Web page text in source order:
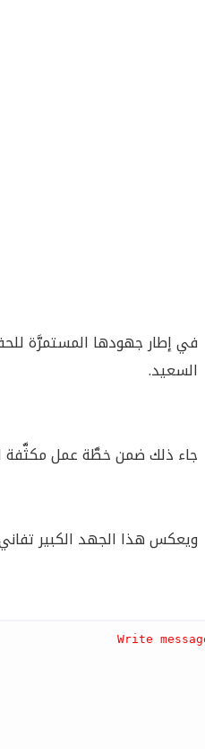
السعيد.
جاء ذلك ضمن خطَّة عمل مكثَّفة
ويعكس هذا الجهد الكبير تفاني